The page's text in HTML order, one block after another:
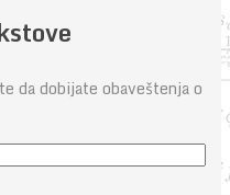
da dobijate obaveštenja o